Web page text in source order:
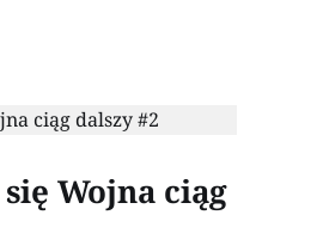
Wojna ciąg